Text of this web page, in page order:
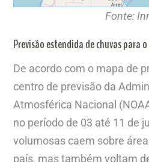
Fonte:
Previsão estendida de chuvas para
De acordo com o mapa de
centro de previsão da
Atmosférica Nacional
no período de 03 até 11 de
volumosas caem sobre
país, mas também voltam